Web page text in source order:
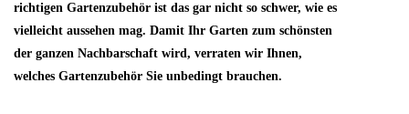
richtigen Gartenzubehör ist das gar nicht so schwer, wie es
vielleicht aussehen mag. Damit Ihr Garten zum schönsten
der ganzen Nachbarschaft wird, verraten wir Ihnen,
welches Gartenzubehör Sie unbedingt brauchen.